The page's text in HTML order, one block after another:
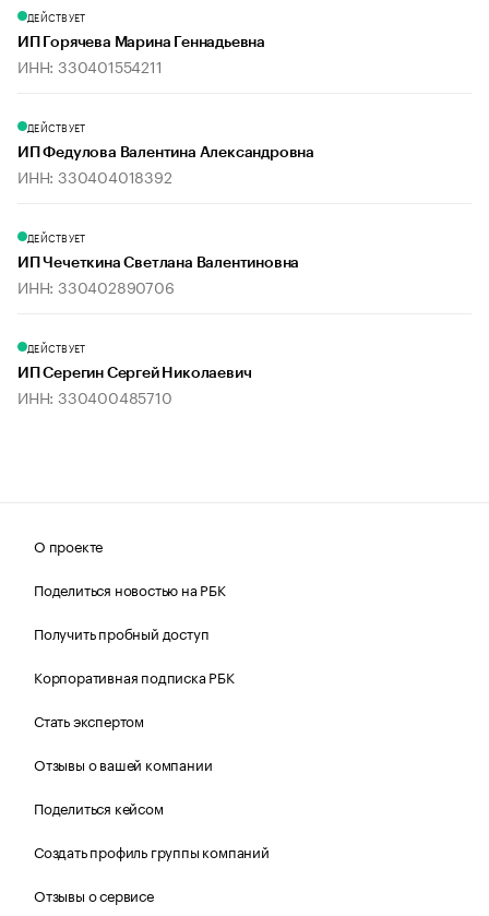
ДЕЙСТВУЕТ
ИП Горячева Марина Геннадьевна
ИНН: 330401554211
ДЕЙСТВУЕТ
ИП Федулова Валентина Александровна
ИНН: 330404018392
ДЕЙСТВУЕТ
ИП Чечеткина Светлана Валентиновна
ИНН: 330402890706
ДЕЙСТВУЕТ
ИП Серегин Сергей Николаевич
ИНН: 330400485710
О проекте
Поделиться новостью на РБК
Получить пробный доступ
Корпоративная подписка РБК
Стать экспертом
Отзывы о вашей компании
Поделиться кейсом
Создать профиль группы компаний
Отзывы о сервисе